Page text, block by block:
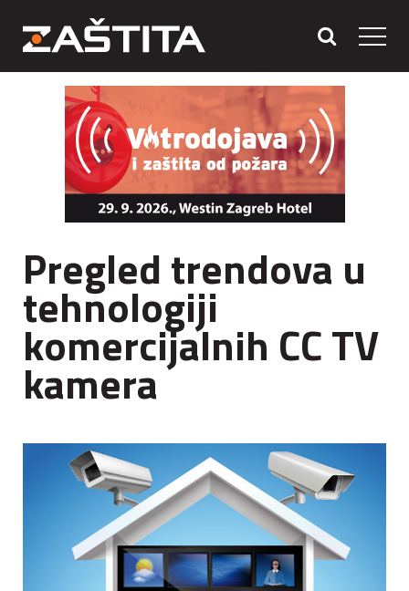
Pregled trendova u
tehnologiji
komercijalnih CC TV
kamera